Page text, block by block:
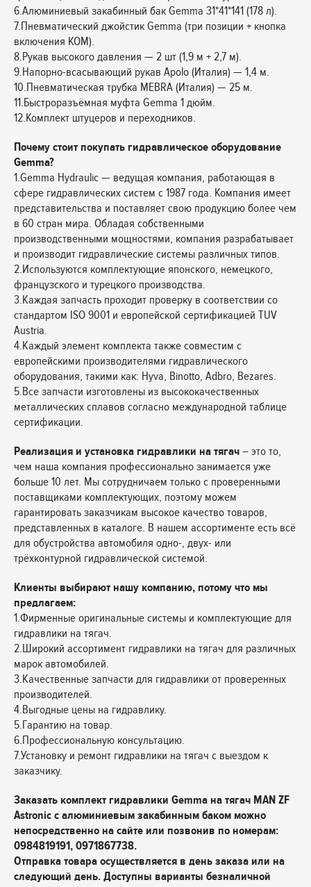
6.Алюминиевый закабинный бак Gemma 31*41*141 (178 л).
7.Пневматический джойстик Gemma (три позиции + кнопка
включения КОМ).
8.Рукав высокого давления — 2 шт (1,9 м + 2,7 м).
9.Напорно-всасывающий рукав Apolo (Италия) — 1,4 м.
10.Пневматическая трубка MEBRA (Италия) — 25 м.
11.Быстроразъёмная муфта Gemma 1 дюйм.
12.Комплект штуцеров и переходников.
Почему стоит покупать гидравлическое оборудование
Gemma?
1.Gemma Hydraulic — ведущая компания, работающая в
сфере гидравлических систем с 1987 года. Компания имеет
представительства и поставляет свою продукцию более чем
в 60 стран мира. Обладая собственными
производственными мощностями, компания разрабатывает
и производит гидравлические системы различных типов.
2.Используются комплектующие японского, немецкого,
французского и турецкого производства.
3.Каждая запчасть проходит проверку в соответствии со
стандартом ISO 9001 и европейской сертификацией TUV
Austria.
4.Каждый элемент комплекта также совместим с
европейскими производителями гидравлического
оборудования, такими как: Hyva, Binotto, Adbro, Bezares.
5.Все запчасти изготовлены из высококачественных
металлических сплавов согласно международной таблице
сертификации.
Реализация и установка гидравлики на тягач – это то,
чем наша компания профессионально занимается уже
больше 10 лет. Мы сотрудничаем только с проверенными
поставщиками комплектующих, поэтому можем
гарантировать заказчикам высокое качество товаров,
представленных в каталоге. В нашем ассортименте есть всё
для обустройства автомобиля одно-, двух- или
трёхконтурной гидравлической системой.
Клиенты выбирают нашу компанию, потому что мы
предлагаем:
1.Фирменные оригинальные системы и комплектующие для
гидравлики на тягач.
2.Широкий ассортимент гидравлики на тягач для различных
марок автомобилей.
3.Качественные запчасти для гидравлики от проверенных
производителей.
4.Выгодные цены на гидравлику.
5.Гарантию на товар.
6.Профессиональную консультацию.
7.Установку и ремонт гидравлики на тягач с выездом к
заказчику.
Заказать комплект гидравлики Gemma на тягач MAN ZF
Astronic с алюминиевым закабинным баком можно
непосредственно на сайте или позвонив по номерам:
0984819191, 0971867738.
Отправка товара осуществляется в день заказа или на
следующий день. Доступны варианты безналичной